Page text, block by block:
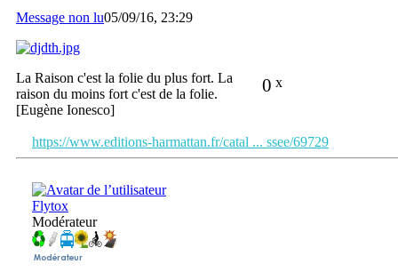
Message non lu05/09/16, 23:29
0 x
La Raison c'est la folie du plus fort. La
raison du moins fort c'est de la folie.
[Eugène Ionesco]
https://www.editions-harmattan.fr/catal ... ssee/69729
Flytox
Modérateur